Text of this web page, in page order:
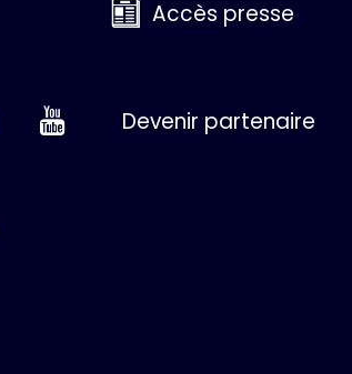
Accès presse
Devenir partenaire